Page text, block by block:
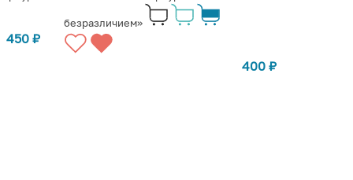
450 ₽
безразличием»
400 ₽